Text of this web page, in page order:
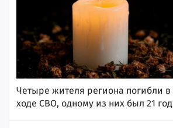
Четыре жителя региона погибли в
ходе СВО, одному из них был 21 год